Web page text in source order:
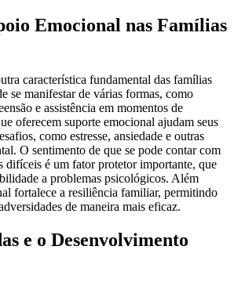
Emocional nas Famílias
característica fundamental das famílias
se manifestar de várias formas, como
e assistência em momentos de
oferecem suporte emocional ajudam seus
como estresse, ansiedade e outras
O sentimento de que se pode contar com
difíceis é um fator protetor importante, que
a problemas psicológicos. Além
fortalece a resiliência familiar, permitindo
de maneira mais eficaz.
e o Desenvolvimento